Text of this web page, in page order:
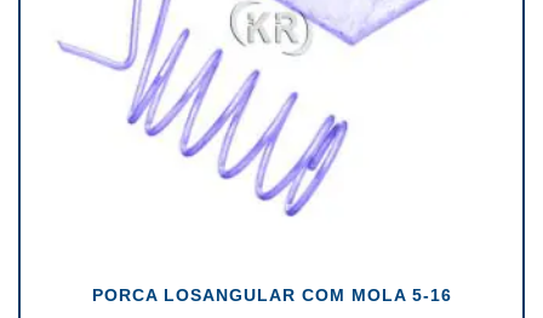
PORCA LOSANGULAR COM MOLA 5-16